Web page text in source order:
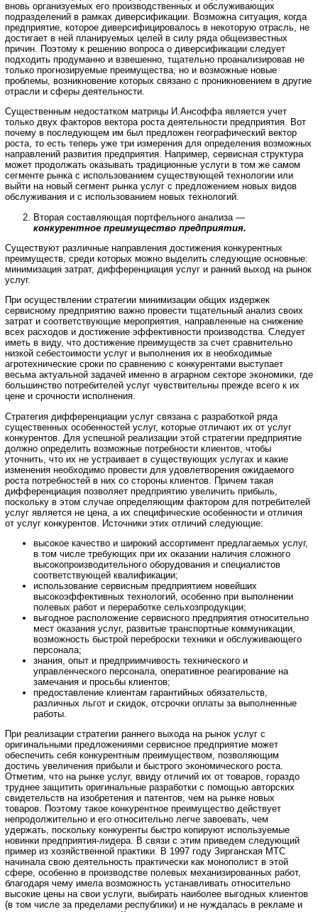
вновь организуемых его производственных и обслуживающих
подразделений в рамках диверсификации. Возможна ситуация, когда
предприятие, которое диверсифицировалось в некоторую отрасль, не
достигает в ней планируемых целей в силу ряда общеизвестных
причин. Поэтому к решению вопроса о диверсификации следует
подходить продуманно и взвешенно, тщательно проанализировав не
только прогнозируемые преимущества, но и возможные новые
проблемы, возникновение которых связано с проникновением в другие
отрасли и сферы деятельности.
Существенным недостатком матрицы И.Ансоффа является учет
только двух факторов вектора роста деятельности предприятия. Вот
почему в последующем им был предложен географический вектор
роста, то есть теперь уже три измерения для определения возможных
направлений развития предприятия. Например, сервисная структура
может продолжать оказывать традиционные услуги в том же самом
сегменте рынка с использованием существующей технологии или
выйти на новый сегмент рынка услуг с предложением новых видов
обслуживания и с использованием новых технологий.
Вторая составляющая портфельного анализа —
конкурентное преимущество предприятия.
Существуют различные направления достижения конкурентных
преимуществ, среди которых можно выделить следующие основные:
минимизация затрат, дифференциация услуг и ранний выход на рынок
услуг.
При осуществлении стратегии минимизации общих издержек
сервисному предприятию важно провести тщательный анализ своих
затрат и соответствующие мероприятия, направленные на снижение
всех расходов и достижение эффективности производства. Следует
иметь в виду, что достижение преимуществ за счет сравнительно
низкой себестоимости услуг и выполнения их в необходимые
агротехнические сроки по сравнению с конкурентами выступает
весьма актуальной задачей именно в аграрном секторе экономики, где
большинство потребителей услуг чувствительны прежде всего к их
цене и срочности исполнения.
Стратегия дифференциации услуг связана с разработкой ряда
существенных особенностей услуг, которые отличают их от услуг
конкурентов. Для успешной реализации этой стратегии предприятие
должно определить возможные потребности клиентов, чтобы
уточнить, что их не устраивает в существующих услугах и какие
изменения необходимо провести для удовлетворения ожидаемого
роста потребностей в них со стороны клиентов. Причем такая
дифференциация позволяет предприятию увеличить прибыль,
поскольку в этом случае определяющим фактором для потребителей
услуг является не цена, а их специфические особенности и отличия
от услуг конкурентов. Источники этих отличий следующие:
высокое качество и широкий ассортимент предлагаемых услуг,
в том числе требующих при их оказании наличия сложного
высокопроизводительного оборудования и специалистов
соответствующей квалификации;
использование сервисным предприятием новейших
высокоэффективных технологий, особенно при выполнении
полевых работ и переработке сельхозпродукции;
выгодное расположение сервисного предприятия относительно
мест оказания услуг, развитые транспортные коммуникации,
возможность быстрой переброски техники и обслуживающего
персонала;
знания, опыт и предприимчивость технического и
управленческого персонала, оперативное реагирование на
замечания и просьбы клиентов;
предоставление клиентам гарантийных обязательств,
различных льгот и скидок, отсрочки оплаты за выполненные
работы.
При реализации стратегии раннего выхода на рынок услуг с
оригинальными предложениями сервисное предприятие может
обеспечить себя конкурентным преимуществом, позволяющим
достичь увеличения прибыли и быстрого экономического роста.
Отметим, что на рынке услуг, ввиду отличий их от товаров, гораздо
труднее защитить оригинальные разработки с помощью авторских
свидетельств на изобретения и патентов, чем на рынке новых
товаров. Поэтому такое конкурентное преимущество действует
непродолжительно и его относительно легче завоевать, чем
удержать, поскольку конкуренты быстро копируют используемые
новинки предприятия-лидера. В связи с этим приведем следующий
пример из хозяйственной практики. В 1997 году Зирганская МТС
начинала свою деятельность практически как монополист в этой
сфере, особенно в производстве полевых механизированных работ,
благодаря чему имела возможность устанавливать относительно
высокие цены на свои услуги, выбирать наиболее выгодных клиентов
(в том числе за пределами республики) и не нуждалась в рекламе и